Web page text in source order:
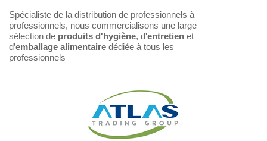
Spécialiste de la distribution de professionnels à
professionnels, nous commercialisons une large
sélection de produits d'hygiène, d'entretien et
d’emballage alimentaire dédiée à tous les
professionnels